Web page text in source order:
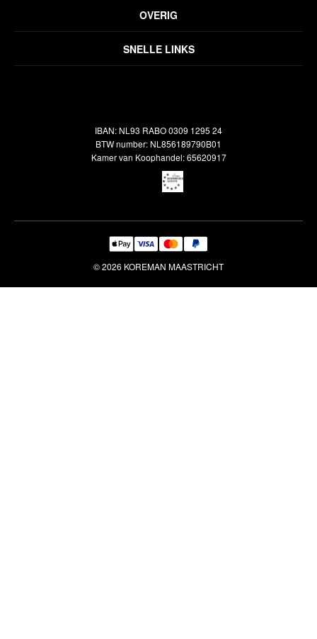
SNELLE LINKS
OVERIG
Inspiratie
Veelgestelde vragen
Disclaimer
Verzendbeleid
IBAN: NL93 RABO 0309 1295 24
BTW number: NL856189790B01
Kamer van Koophandel: 65620917
© 2026 KOREMAN MAASTRICHT